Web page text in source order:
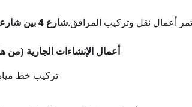
شارع 4 بين شارعي بريانت وكينغأعمال نقل وتركيب المرافق.
أعمال الإنشاءات الجارية (من
تركيب خط